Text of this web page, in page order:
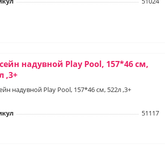
надувной Play Pool, 157*46 см,
,3+
надувной Play Pool, 157*46 см, 522л ,3+
51117